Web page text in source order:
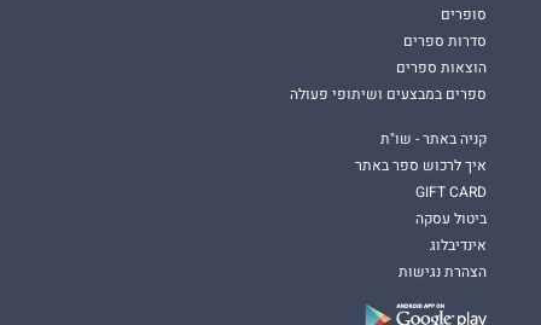
סופרים
סדרות ספרים
הוצאות ספרים
ספרים במבצעים ושיתופי פעולה
קניה באתר - שו"ת
איך לרכוש ספר באתר
GIFT CARD
ביטול עסקה
אינדיבלוג
הצהרת נגישות